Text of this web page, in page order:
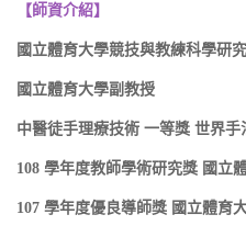
【師資介紹】
國立體育大學競技與教練科學研
國立體育大學副教授
中醫徒手理療技術 一等獎 世界手
108 學年度教師學術研究獎 國立
107 學年度優良導師獎 國立體育